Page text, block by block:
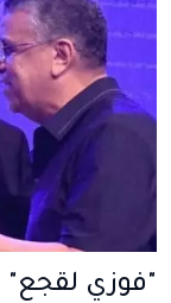
"فوزي لقجع"